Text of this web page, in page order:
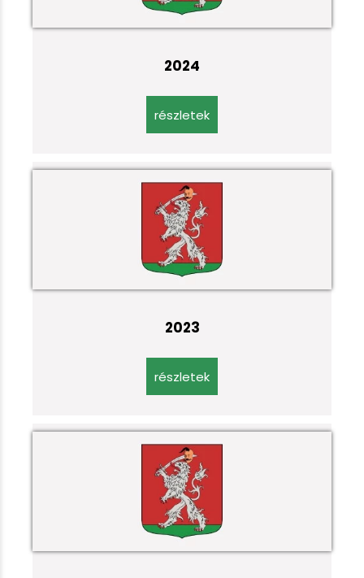
2024
részletek
2023
részletek